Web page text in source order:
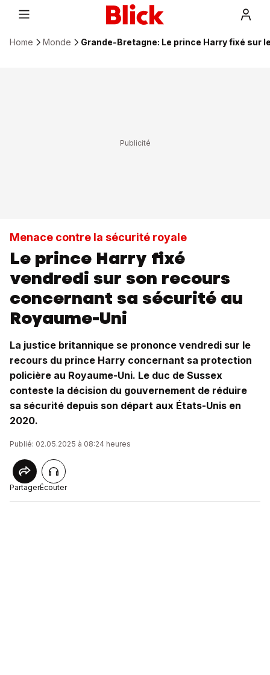
Home Monde Grande-Bretagne: Le prince Harry fixé sur
Menace contre la sécurité royale
Le prince Harry fixé
vendredi sur son recours
concernant sa sécurité au
Royaume-Uni
La justice britannique se prononce vendredi sur le
recours du prince Harry concernant sa protection
policière au Royaume-Uni. Le duc de Sussex
conteste la décision du gouvernement de réduire
sa sécurité depuis son départ aux États-Unis en
2020.
Publié: 02.05.2025 à 08:24 heures
PartagerÉcouter